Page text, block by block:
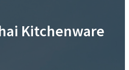
Kitchenware